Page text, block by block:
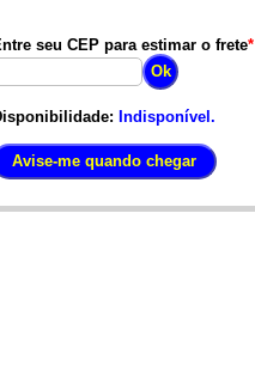
seu CEP para estimar o frete*
Indisponível.